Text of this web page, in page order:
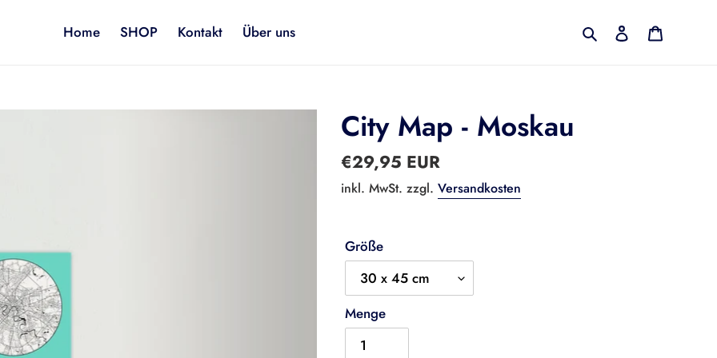
Home SHOP Kontakt Über uns Suchen Einloggen
City Map - Moskau
Normaler
Preis
€29,95 EUR
inkl. MwSt. zzgl. Versandkosten
Größe
Menge